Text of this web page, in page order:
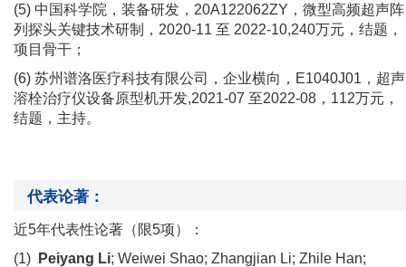
(5) 中国科学院 ， 装备研发 ， 20A122062ZY ， 微型高频超声阵
列探头关键技术研制
， 2020-11 至 2022-10,240万元 ， 结题 ，
项目骨干；
(6) 苏州谱洛医疗科技有限公司
， 企业横向 ， E1040J01 ， 超声
溶栓治疗仪设备原型机开发,2021-07 至2022-08 ， 112万元 ，
结题 ， 主持。
代表论著：
近5年代表性论著（限5项）：
(1)
Peiyang Li; Weiwei Shao; Zhangjian Li; Zhile Han;